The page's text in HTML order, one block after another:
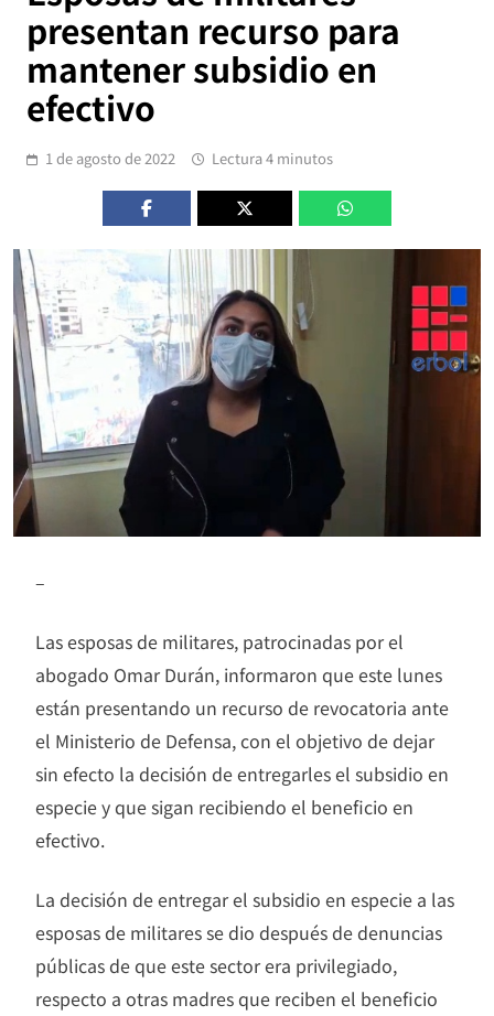
presentan recurso para
mantener subsidio en
efectivo
1 de agosto de 2022 Lectura 4 minutos
–
Las esposas de militares, patrocinadas por el
abogado Omar Durán, informaron que este lunes
están presentando un recurso de revocatoria ante
el Ministerio de Defensa, con el objetivo de dejar
sin efecto la decisión de entregarles el subsidio en
especie y que sigan recibiendo el beneficio en
efectivo.
La decisión de entregar el subsidio en especie a las
esposas de militares se dio después de denuncias
públicas de que este sector era privilegiado,
respecto a otras madres que reciben el beneficio